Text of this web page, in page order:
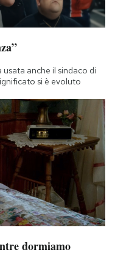
anche il sindaco di
si è evoluto
dormiamo